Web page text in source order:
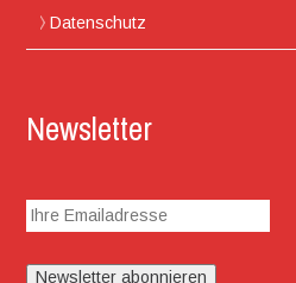
Datenschutz
Newsletter